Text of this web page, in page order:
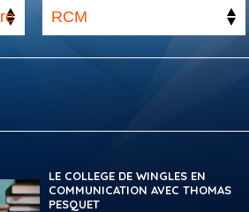
RCM
LE COLLEGE DE WINGLES EN
COMMUNICATION AVEC THOMAS
PESQUET